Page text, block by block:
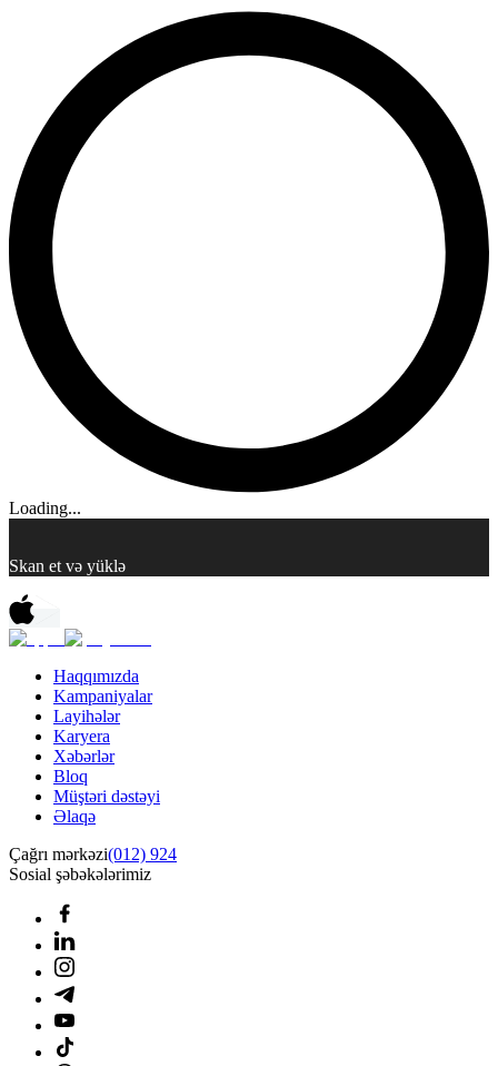
Loading...
Skan et və yüklə
Haqqımızda
Kampaniyalar
Layihələr
Karyera
Xəbərlər
Bloq
Müştəri dəstəyi
Əlaqə
Çağrı mərkəzi(012) 924
Sosial şəbəkələrimiz